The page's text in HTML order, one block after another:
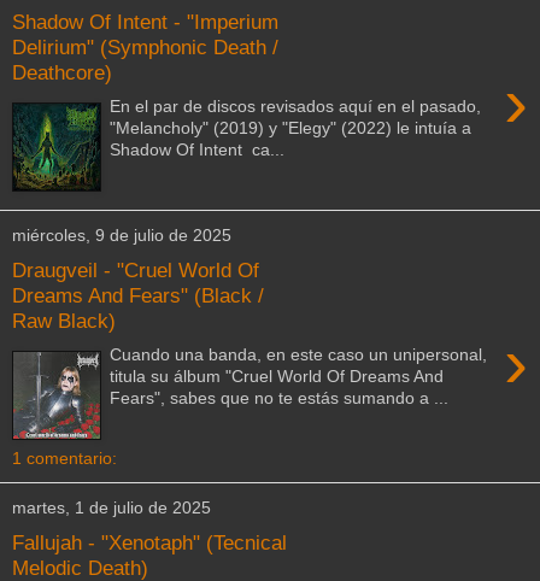
Shadow Of Intent - "Imperium
Delirium" (Symphonic Death /
Deathcore)
›
En el par de discos revisados aquí en el pasado,
"Melancholy" (2019) y "Elegy" (2022) le intuía a
Shadow Of Intent ca...
miércoles, 9 de julio de 2025
Draugveil - "Cruel World Of
Dreams And Fears" (Black /
Raw Black)
›
Cuando una banda, en este caso un unipersonal,
titula su álbum "Cruel World Of Dreams And
Fears", sabes que no te estás sumando a ...
1 comentario:
martes, 1 de julio de 2025
Fallujah - "Xenotaph" (Tecnical
Melodic Death)